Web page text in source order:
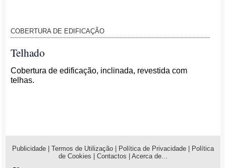
COBERTURA DE EDIFICAÇÃO
Telhado
Cobertura de edificação, inclinada, revestida com
telhas.
Publicidade Termos de Utilização Política de Privacidade
Política
de Cookies
Contactos Acerca de...